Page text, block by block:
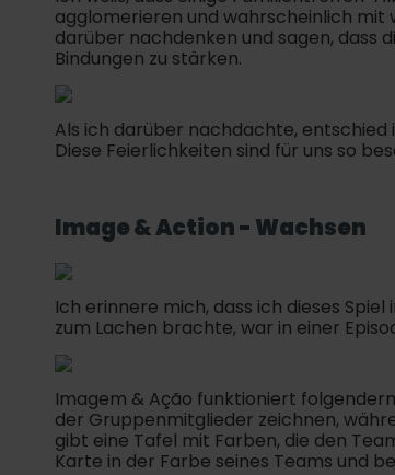
agglomerieren und wahrscheinlich mit
darüber nachdenken und sagen, dass
Bindungen zu stärken.
Als ich darüber nachdachte, entschied
Diese Feierlichkeiten sind für uns so
Image & Action - Wachsen
Ich erinnere mich, dass ich dieses
zum Lachen brachte, war in einer
Imagem & Ação funktioniert
der Gruppenmitglieder zeichnen,
gibt eine Tafel mit Farben, die den
Karte in der Farbe seines Teams und